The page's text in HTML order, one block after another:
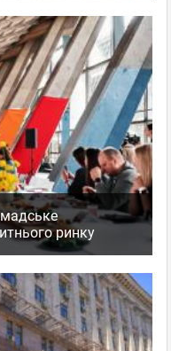
ринку